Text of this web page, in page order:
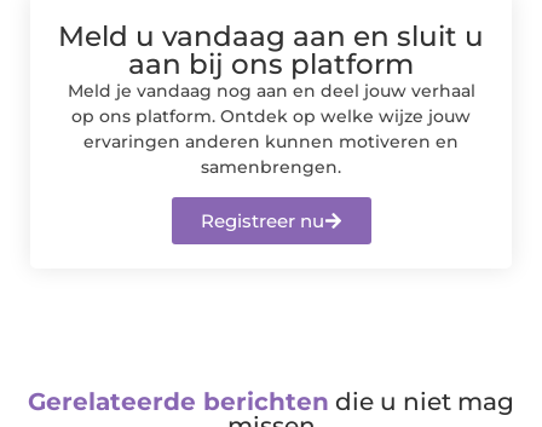
Meld u vandaag aan en sluit u
aan bij ons platform
Meld je vandaag nog aan en deel jouw verhaal
op ons platform. Ontdek op welke wijze jouw
ervaringen anderen kunnen motiveren en
samenbrengen.
Registreer nu
Gerelateerde berichten die u niet mag